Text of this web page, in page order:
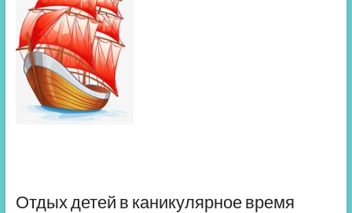
Отдых детей в каникулярное время